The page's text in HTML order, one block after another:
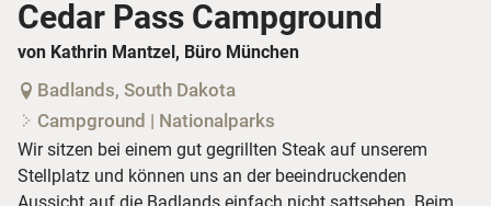
Cedar Pass Campground
von Kathrin Mantzel, Büro München
Badlands, South Dakota
Campground | Nationalparks
Wir sitzen bei einem gut gegrillten Steak auf unserem
Stellplatz und können uns an der beeindruckenden